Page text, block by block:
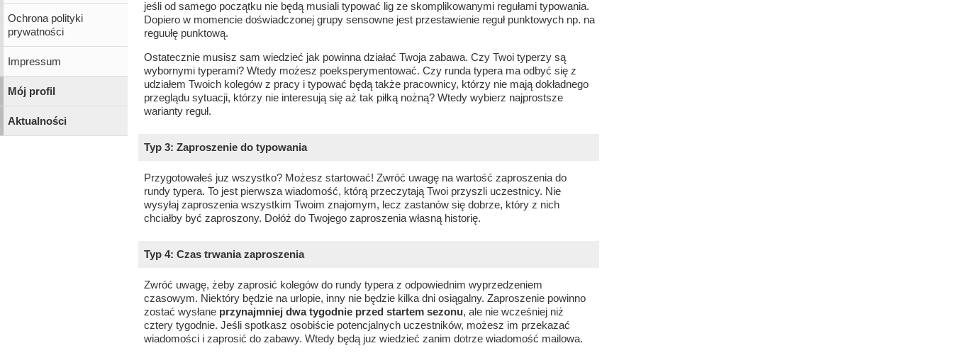
Ochrona polityki
prywatności
Impressum
Mój profil
Aktualności
jeśli od samego początku nie będą musiali typować lig ze skomplikowanymi regułami typowania.
Dopiero w momencie doświadczonej grupy sensowne jest przestawienie reguł punktowych np. na
reguułę punktową.
Ostatecznie musisz sam wiedzieć jak powinna działać Twoja zabawa. Czy Twoi typerzy są
wybornymi typerami? Wtedy możesz poeksperymentować. Czy runda typera ma odbyć się z
udziałem Twoich kolegów z pracy i typować będą także pracownicy, którzy nie mają dokładnego
przeglądu sytuacji, którzy nie interesują się aż tak piłką nożną? Wtedy wybierz najprostsze
warianty reguł.
Typ 3: Zaproszenie do typowania
Przygotowałeś juz wszystko? Możesz startować! Zwróć uwagę na wartość zaproszenia do
rundy typera. To jest pierwsza wiadomość, którą przeczytają Twoi przyszli uczestnicy. Nie
wysyłaj zaproszenia wszystkim Twoim znajomym, lecz zastanów się dobrze, który z nich
chciałby być zaproszony. Dołóż do Twojego zaproszenia własną historię.
Typ 4: Czas trwania zaproszenia
Zwróć uwagę, żeby zaprosić kolegów do rundy typera z odpowiednim wyprzedzeniem
czasowym. Niektóry będzie na urlopie, inny nie będzie kilka dni osiągalny. Zaproszenie powinno
zostać wysłane przynajmniej dwa tygodnie przed startem sezonu, ale nie wcześniej niż
cztery tygodnie. Jeśli spotkasz osobiście potencjalnych uczestników, możesz im przekazać
wiadomości i zaprosić do zabawy. Wtedy będą juz wiedzieć zanim dotrze wiadomość mailowa.